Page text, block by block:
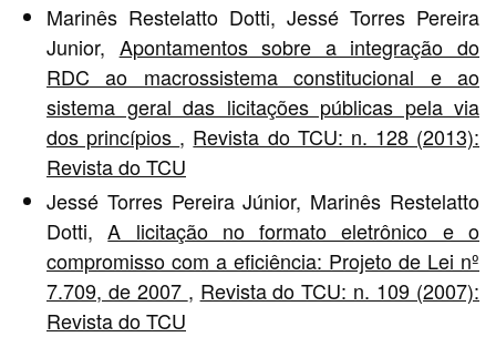
Marinês Restelatto Dotti, Jessé Torres Pereira
Junior, Apontamentos sobre a integração do
RDC ao macrossistema constitucional e ao
sistema geral das licitações públicas pela via
dos princípios , Revista do TCU: n. 128 (2013):
Revista do TCU
Jessé Torres Pereira Júnior, Marinês Restelatto
Dotti,A licitação no formato eletrônico e o
compromisso com a eficiência: Projeto de Lei nº
7.709, de 2007 , Revista do TCU: n. 109 (2007):
Revista do TCU